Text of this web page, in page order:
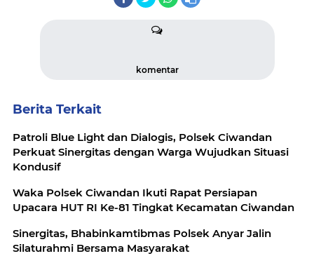
komentar
Berita Terkait
Patroli Blue Light dan Dialogis, Polsek Ciwandan
Perkuat Sinergitas dengan Warga Wujudkan Situasi
Kondusif
Waka Polsek Ciwandan Ikuti Rapat Persiapan
Upacara HUT RI Ke-81 Tingkat Kecamatan Ciwandan
Sinergitas, Bhabinkamtibmas Polsek Anyar Jalin
Silaturahmi Bersama Masyarakat